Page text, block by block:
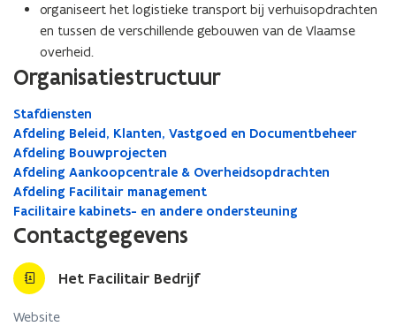
organiseert het logistieke transport bij verhuisopdrachten
en tussen de verschillende gebouwen van de Vlaamse
overheid.
Organisatiestructuur
Stafdiensten
Afdeling Beleid, Klanten, Vastgoed en Documentbeheer
Afdeling Bouwprojecten
Afdeling Aankoopcentrale & Overheidsopdrachten
Afdeling Facilitair management
Facilitaire kabinets- en andere ondersteuning
Contactgegevens
Het Facilitair Bedrijf
Website